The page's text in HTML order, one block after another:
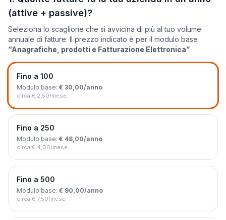
(attive + passive)?
Seleziona lo scaglione che si avvicina di più al tuo volume
annuale di fatture. Il prezzo indicato è per il modulo base
“Anagrafiche, prodotti e Fatturazione Elettronica”
Fino a 100
Modulo base: € 30,00/anno
circa € 2,50/mese
Fino a 250
Modulo base: € 48,00/anno
circa € 4,00/mese
Fino a 500
Modulo base: € 90,00/anno
circa € 7,50/mese